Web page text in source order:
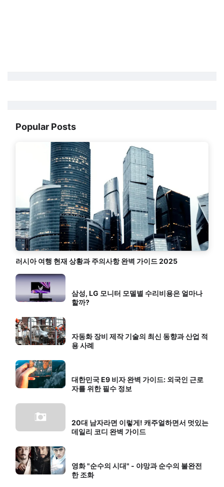
Popular Posts
러시아 여행 현재 상황과 주의사항 완벽 가이드 2025
삼성, LG 모니터 모델별 수리비용은 얼마나
할까?
자동화 장비 제작 기술의 최신 동향과 산업 적
용 사례
대한민국 E9 비자 완벽 가이드: 외국인 근로
자를 위한 필수 정보
20대 남자라면 이렇게! 캐주얼하면서 멋있는
데일리 코디 완벽 가이드
영화 "순수의 시대" - 야망과 순수의 불완전
한 조화